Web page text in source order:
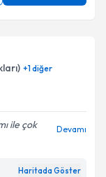
+1diğer
ile çok
Devamı
Haritada Göster